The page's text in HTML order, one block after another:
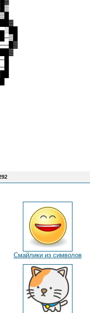
Смайлики из символов